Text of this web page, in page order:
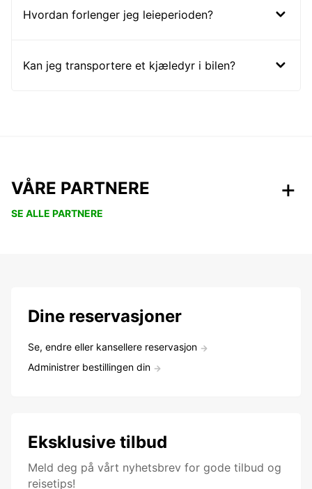
Hvordan forlenger jeg leieperioden?
Kan jeg transportere et kjæledyr i bilen?
VÅRE PARTNERE
SE ALLE PARTNERE
Dine reservasjoner
Se, endre eller kansellere reservasjon
Administrer bestillingen din
Eksklusive tilbud
Meld deg på vårt nyhetsbrev for gode tilbud og
reisetips!